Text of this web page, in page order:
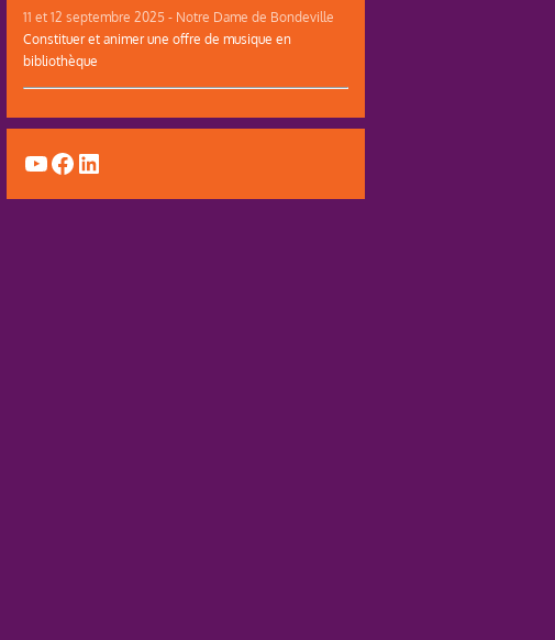
11 et 12 septembre 2025 - Notre Dame de Bondeville
Constituer et animer une offre de musique en
bibliothèque
YouTube
Facebook
LinkedIn